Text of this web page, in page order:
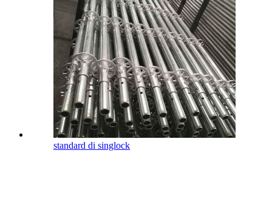
standard di singlock